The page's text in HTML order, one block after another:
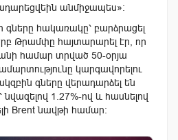
անմիջապես»։
հակառակը՝ բարձրացել
Թրամփը հայտարարել էր, որ
համար տրված 50-օրյա
կարգավորելու
գները վերադարձել են
1.27%-ով և հասնելով
Brent նավթի համար։